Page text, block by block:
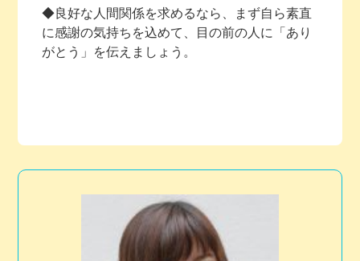
◆良好な人間関係を求めるなら、まず自ら素直
に感謝の気持ちを込めて、目の前の人に「あり
がとう」を伝えましょう。